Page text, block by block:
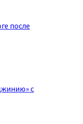
после
с